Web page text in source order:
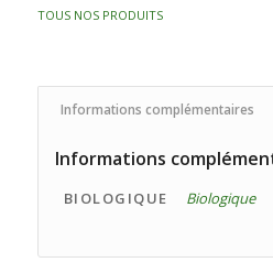
TOUS NOS PRODUITS
Informations complémentaires
Informations
BIOLOGIQUE Biologique